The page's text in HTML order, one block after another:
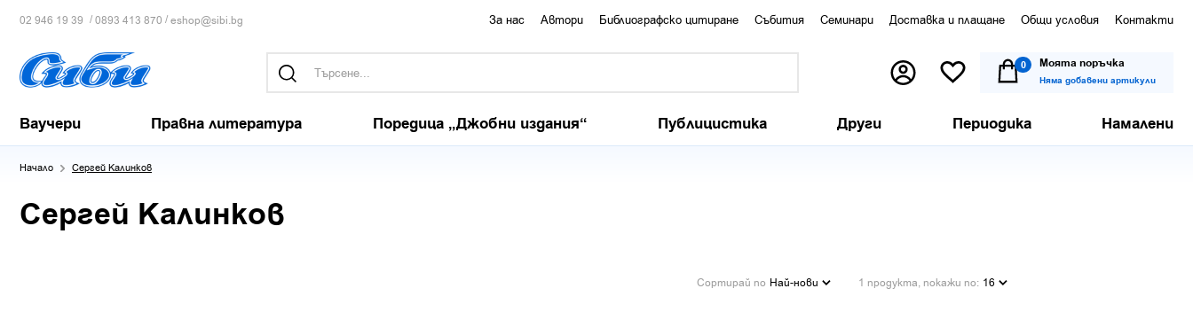
02 946 19 39 /0893 413 870 /eshop@sibi.bg За нас Автори Библиографско цитиране Събития Семинари Доставка и плащане Общи условия Контакти
0 Моята поръчка
Няма добавени артикули
Ваучери Правна литература Поредица „Джобни издания“ Публицистика Други Периодика Намалени
Начало Сергей Калинков
Сергей Калинков
Сортирай по Най-нови 1 продукта, покажи по: 16